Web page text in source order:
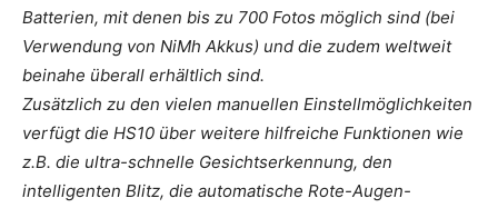
Batterien, mit denen bis zu 700 Fotos möglich sind (bei
Verwendung von NiMh Akkus) und die zudem weltweit
beinahe überall erhältlich sind.
Zusätzlich zu den vielen manuellen Einstellmöglichkeiten
verfügt die HS10 über weitere hilfreiche Funktionen wie
z.B. die ultra-schnelle Gesichtserkennung, den
intelligenten Blitz, die automatische Rote-Augen-